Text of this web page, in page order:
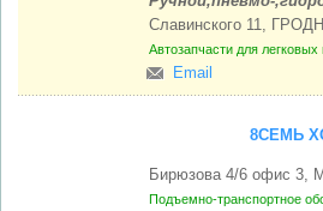
Славинского 11,
Автозапчасти для
Email
8СЕМЬ
Бирюзова 4/6 офис 3,
Подъемно-транспортное